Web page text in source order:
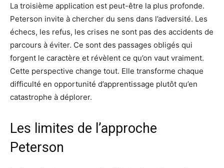
La troisième application est peut-être la plus profonde.
Peterson invite à chercher du sens dans l’adversité. Les
échecs, les refus, les crises ne sont pas des accidents de
parcours à éviter. Ce sont des passages obligés qui
forgent le caractère et révèlent ce qu’on vaut vraiment.
Cette perspective change tout. Elle transforme chaque
difficulté en opportunité d’apprentissage plutôt qu’en
catastrophe à déplorer.
Les limites de l’approche
Peterson